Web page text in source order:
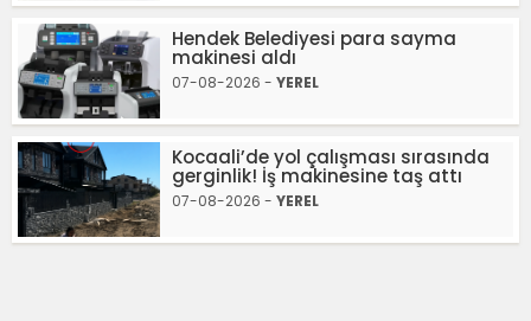
Hendek Belediyesi para sayma
makinesi aldı
07-08-2026 - YEREL
Kocaali’de yol çalışması sırasında
gerginlik! İş makinesine taş attı
07-08-2026 - YEREL